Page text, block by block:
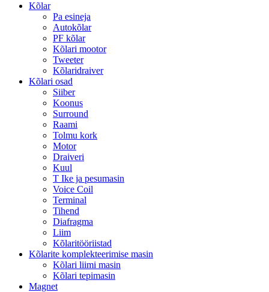
Kõlar
Pa esineja
Autokõlar
PF kõlar
Kõlari mootor
Tweeter
Kõlaridraiver
Kõlari osad
Siiber
Koonus
Surround
Raami
Tolmu kork
Motor
Draiveri
Kuul
T Ike ja pesumasin
Voice Coil
Terminal
Tihend
Diafragma
Liim
Kõlaritööriistad
Kõlarite komplekteerimise masin
Kõlari liimi masin
Kõlari tepimasin
Magnet